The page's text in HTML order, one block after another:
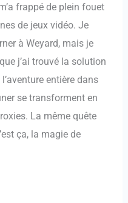
frappé de plein fouet
de jeux vidéo. Je
à Weyard, mais je
j’ai trouvé la solution
entière dans
se transforment en
La même quête
ça, la magie de